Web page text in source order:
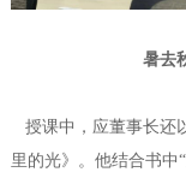
暑去
授课中，应董事长还
里的光》。他结合书中